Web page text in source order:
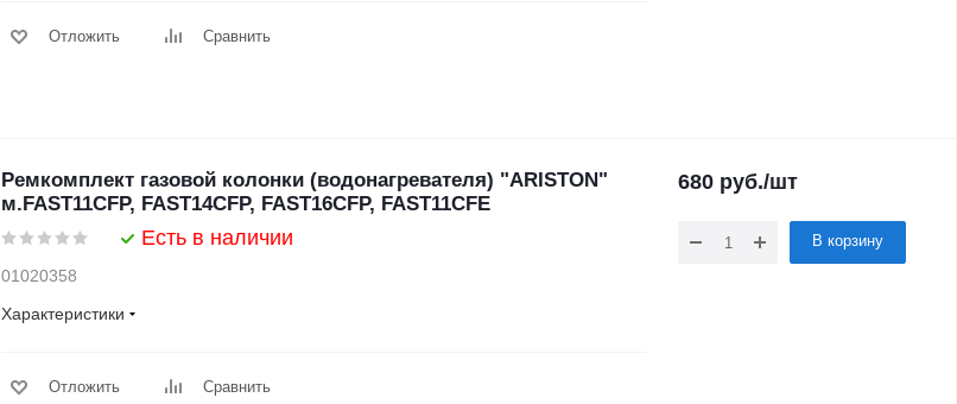
Отложить Сравнить
Ремкомплект газовой колонки (водонагревателя) "ARISTON"
м.FAST11CFP, FAST14CFP, FAST16CFP, FAST11CFE
Есть в наличии
01020358
Характеристики
Отложить Сравнить
680 руб./шт
В корзину